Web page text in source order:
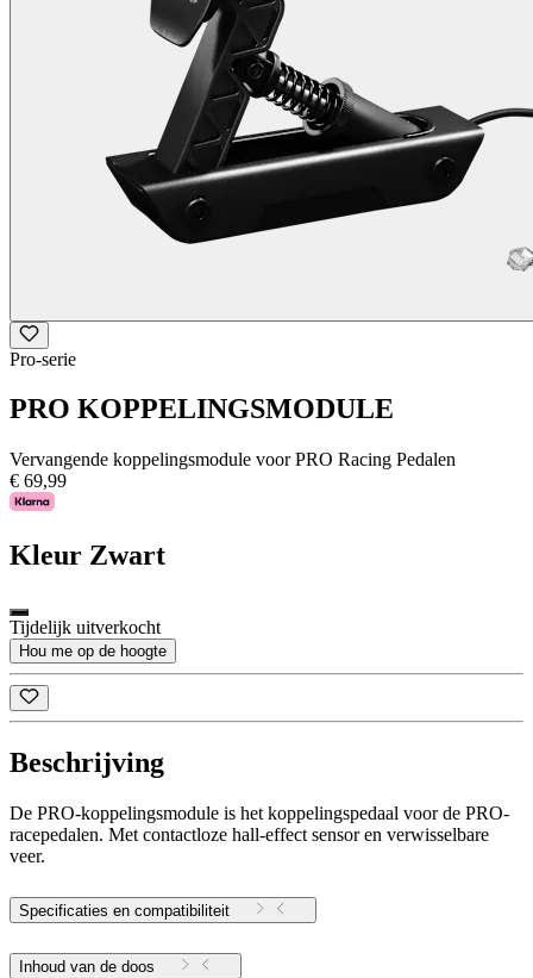
Pro-serie
PRO KOPPELINGSMODULE
Vervangende koppelingsmodule voor PRO Racing Pedalen
€ 69,99
Kleur Zwart
Tijdelijk uitverkocht
Hou me op de hoogte
Beschrijving
De PRO-koppelingsmodule is het koppelingspedaal voor de PRO-
racepedalen. Met contactloze hall-effect sensor en verwisselbare
veer.
Specificaties en compatibiliteit
Inhoud van de doos